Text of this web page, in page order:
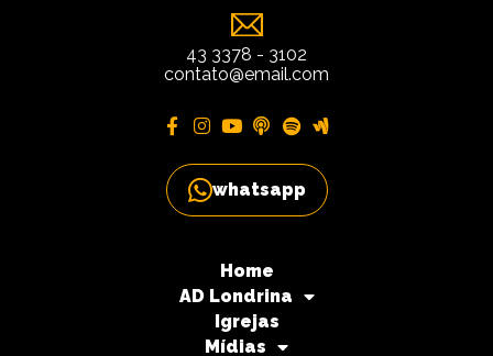
43 3378 - 3102
contato@email.com
whatsapp
Home
AD Londrina
Igrejas
Mídias